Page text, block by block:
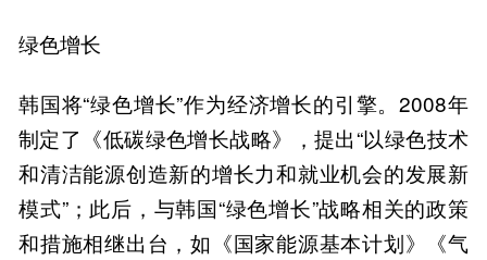
绿色增长
韩国将“绿色增长”作为经济增长的引擎。2008年
制定了《低碳绿色增长战略》，提出“以绿色技术
和清洁能源创造新的增长力和就业机会的发展新
模式”；此后，与韩国“绿色增长”战略相关的政策
和措施相继出台，如《国家能源基本计划》《气